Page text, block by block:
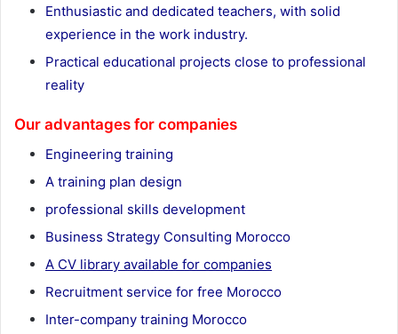
Enthusiastic and dedicated teachers, with solid
experience in the work industry.
Practical educational projects close to professional
reality
Our advantages for companies
Engineering training
A training plan design
professional skills development
Business Strategy Consulting Morocco
A CV library available for companies
Recruitment service for free Morocco
Inter-company training Morocco